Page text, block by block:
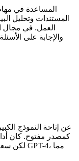
المستندات وتحليل
العمل. في مجال
والإجابة على